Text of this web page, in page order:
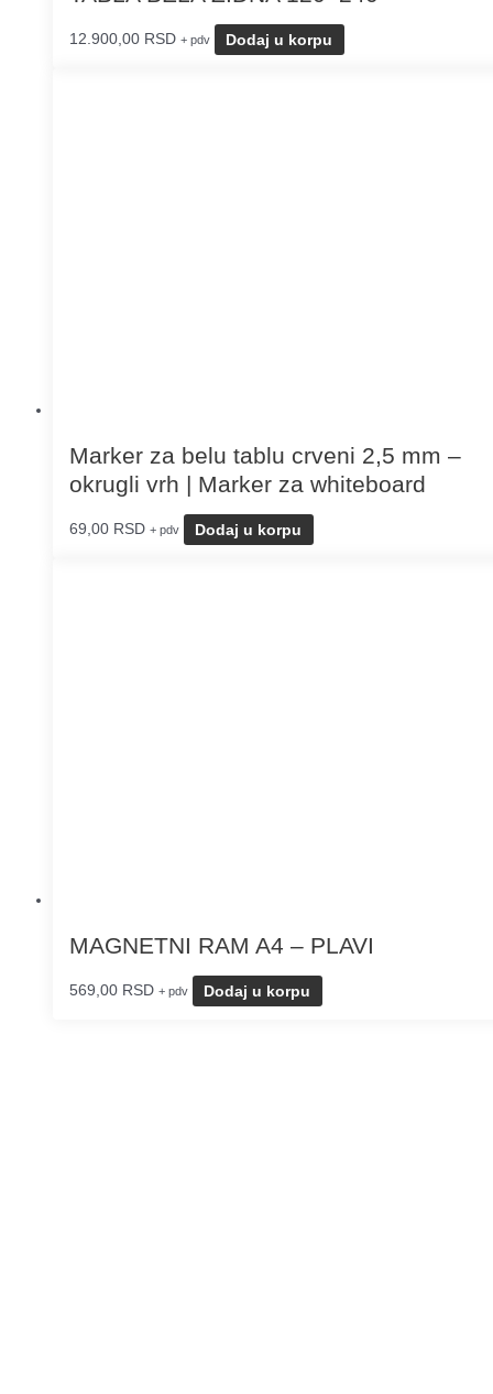
12.900,00 RSD + pdv Dodaj u korpu
Marker za belu tablu crveni 2,5 mm –
okrugli vrh | Marker za whiteboard
69,00 RSD + pdv Dodaj u korpu
MAGNETNI RAM A4 – PLAVI
569,00 RSD + pdv Dodaj u korpu